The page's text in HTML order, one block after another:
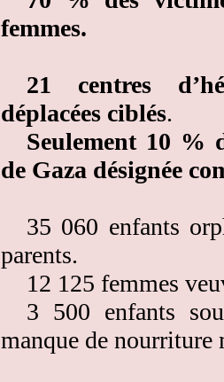
femmes.
21 centres
déplacées ciblés.
Seulement 10 %
de Gaza désignée
35 060 enfants
parents.
12 125 femmes
3 500 enfants
manque de nourriture